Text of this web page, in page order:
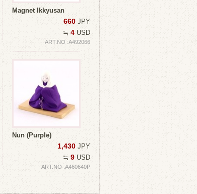
Magnet Ikkyusan
660 JPY
≒ 4 USD
ART.NO :A492066
Nun (Purple)
1,430 JPY
≒ 9 USD
ART.NO :A460640P